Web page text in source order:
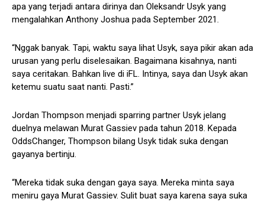
apa yang terjadi antara dirinya dan Oleksandr Usyk yang
mengalahkan Anthony Joshua pada September 2021.
“Nggak banyak. Tapi, waktu saya lihat Usyk, saya pikir akan ada
urusan yang perlu diselesaikan. Bagaimana kisahnya, nanti
saya ceritakan. Bahkan live di iFL. Intinya, saya dan Usyk akan
ketemu suatu saat nanti. Pasti.”
Jordan Thompson menjadi sparring partner Usyk jelang
duelnya melawan Murat Gassiev pada tahun 2018. Kepada
OddsChanger, Thompson bilang Usyk tidak suka dengan
gayanya bertinju.
“Mereka tidak suka dengan gaya saya. Mereka minta saya
meniru gaya Murat Gassiev. Sulit buat saya karena saya suka